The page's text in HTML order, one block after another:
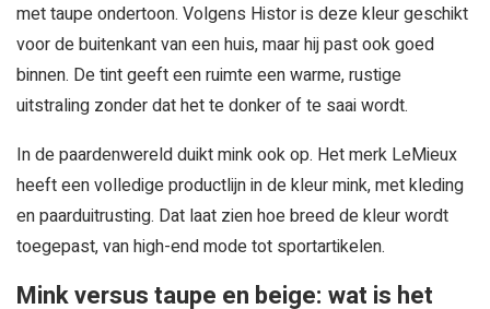
met taupe ondertoon. Volgens Histor is deze kleur geschikt
voor de buitenkant van een huis, maar hij past ook goed
binnen. De tint geeft een ruimte een warme, rustige
uitstraling zonder dat het te donker of te saai wordt.
In de paardenwereld duikt mink ook op. Het merk LeMieux
heeft een volledige productlijn in de kleur mink, met kleding
en paarduitrusting. Dat laat zien hoe breed de kleur wordt
toegepast, van high-end mode tot sportartikelen.
Mink versus taupe en beige: wat is het